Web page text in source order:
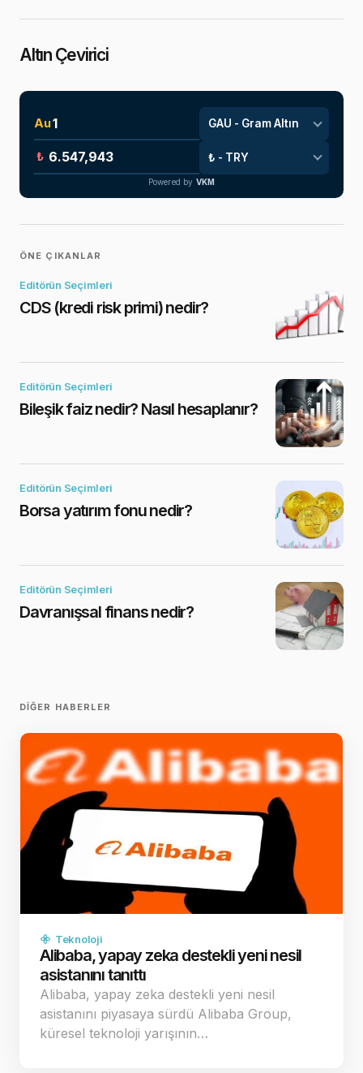
Altın Çevirici
Au
₺
Powered by VKM
ÖNE ÇIKANLAR
Editörün Seçimleri
CDS (kredi risk primi) nedir?
Editörün Seçimleri
Bileşik faiz nedir? Nasıl hesaplanır?
Editörün Seçimleri
Borsa yatırım fonu nedir?
Editörün Seçimleri
Davranışsal finans nedir?
DIĞER HABERLER
Teknoloji
Alibaba, yapay zeka destekli yeni nesil
asistanını tanıttı
Alibaba, yapay zeka destekli yeni nesil
asistanını piyasaya sürdü Alibaba Group,
küresel teknoloji yarışının…